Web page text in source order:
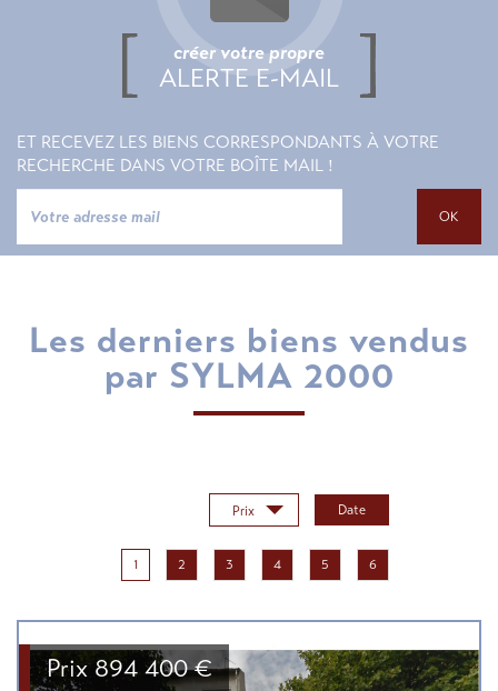
créer votre propre
ALERTE E-MAIL
ET RECEVEZ LES BIENS CORRESPONDANTS À VOTRE
RECHERCHE DANS VOTRE BOÎTE MAIL !
OK
Les derniers biens vendus
par SYLMA 2000
Prix Date
1 2 3 4 5 6
Prix 894 400 €